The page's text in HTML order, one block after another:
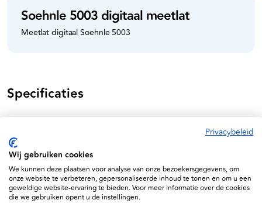
Soehnle 5003 digitaal meetlat
Meetlat digitaal Soehnle 5003
Specificaties
Privacybeleid
Wij gebruiken cookies
We kunnen deze plaatsen voor analyse van onze bezoekersgegevens, om
onze website te verbeteren, gepersonaliseerde inhoud te tonen en om u een
geweldige website-ervaring te bieden. Voor meer informatie over de cookies
die we gebruiken opent u de instellingen.